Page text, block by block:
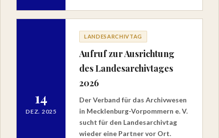
14
DEZ. 2025
LANDESARCHIVTAG
Aufruf zur Ausrichtung
des Landesarchivtages
2026
Der Verband für das Archivwesen
in Mecklenburg-Vorpommern e. V.
sucht für den Landesarchivtag
wieder eine Partner vor Ort.